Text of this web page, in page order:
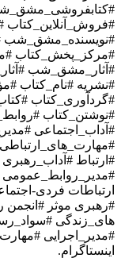
#مرکز_پخش_کتاب
#آثار_مشق_شب
#نشریه #نام_کتاب
#گردآوری_کتاب
#نوشتن_کتاب
#آداب_اجتماعی
#ارتباط
#مدیر_روابط_عمومی
ارتباطات فردی-
#رهبری موثر #انجمن
های_زندگی
#مدیر_اجرایی
اینستاگرام.